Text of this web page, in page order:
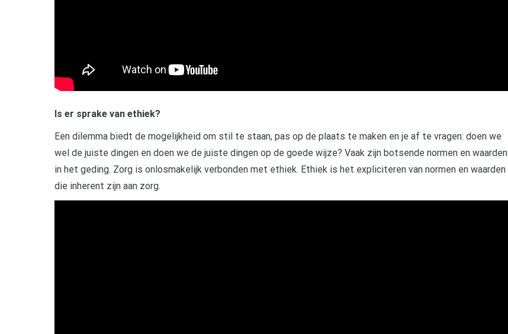
Is er sprake van ethiek?
Een dilemma biedt de mogelijkheid om stil te staan, pas op de plaats te maken en je af te vragen: doen we
wel de juiste dingen en doen we de juiste dingen op de goede wijze? Vaak zijn botsende normen en waarden
in het geding. Zorg is onlosmakelijk verbonden met ethiek. Ethiek is het expliciteren van normen en waarden
die inherent zijn aan zorg.